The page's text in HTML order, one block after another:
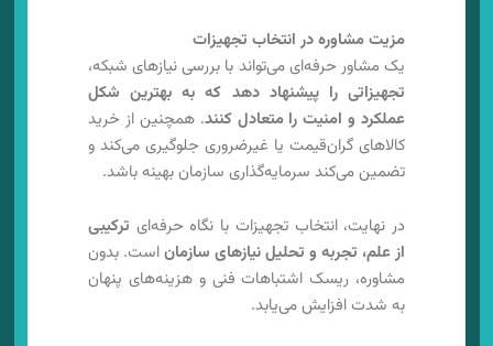
مزیت مشاوره در انتخاب تجهیزات
یک مشاور حرفه‌ای می‌تواند با بررسی نیازهای شبکه،
تجهیزاتی را پیشنهاد دهد که به بهترین شکل
عملکرد و امنیت را متعادل کنند. همچنین از خرید
کالاهای گران‌قیمت یا غیرضروری جلوگیری می‌کند و
تضمین می‌کند سرمایه‌گذاری سازمان بهینه باشد.
در نهایت، انتخاب تجهیزات با نگاه حرفه‌ای ترکیبی
از علم، تجربه و تحلیل نیازهای سازماناست. بدون
مشاوره، ریسک اشتباهات فنی و هزینه‌های پنهان
به شدت افزایش می‌یابد.